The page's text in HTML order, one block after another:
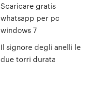
Scaricare gratis
whatsapp per pc
windows 7
Il signore degli anelli le
due torri durata